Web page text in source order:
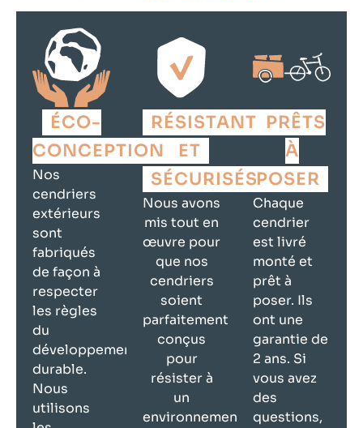
ÉCO-
CONCEPTION
Nos
cendriers
extérieurs
sont
fabriqués
de façon à
respecter
les règles
du
développement
durable.
Nous
utilisons
RÉSISTANTS
ET
SÉCURISÉS
Nous avons
mis tout en
œuvre pour
que nos
cendriers
soient
parfaitement
conçus
pour
résister à
un
environnement
PRÊTS
À
POSER
Chaque
cendrier
est livré
monté et
prêt à
poser. Ils
ont une
garantie de
2 ans. Si
vous avez
des
questions,